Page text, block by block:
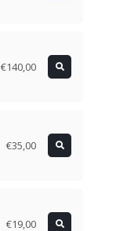
€140,00
€35,00
€19,00